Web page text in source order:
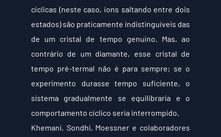
cíclicas (neste caso, íons saltando entre dois
estados) são praticamente indistinguíveis das
de um cristal de tempo genuíno. Mas, ao
contrário de um diamante, esse cristal de
tempo pré-termal não é para sempre; se o
experimento durasse tempo suficiente, o
sistema gradualmente se equilibraria e o
comportamento cíclico seria interrompido.
Khemani, Sondhi, Moessner e colaboradores